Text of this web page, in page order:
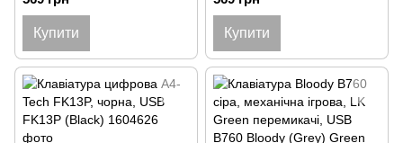
Купити Купити